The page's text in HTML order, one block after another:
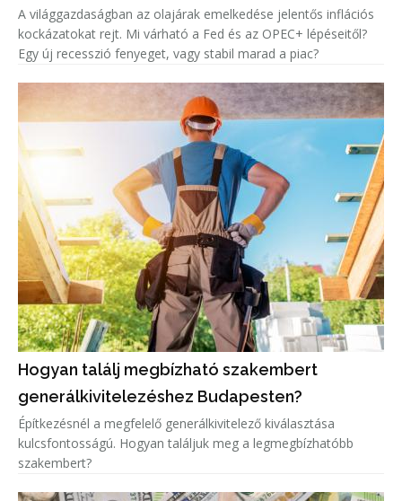
A világgazdaságban az olajárak emelkedése jelentős inflációs
kockázatokat rejt. Mi várható a Fed és az OPEC+ lépéseitől?
Egy új recesszió fenyeget, vagy stabil marad a piac?
Hogyan találj megbízható szakembert
generálkivitelezéshez Budapesten?
Építkezésnél a megfelelő generálkivitelező kiválasztása
kulcsfontosságú. Hogyan találjuk meg a legmegbízhatóbb
szakembert?